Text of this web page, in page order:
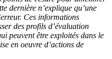
dernière n’explique qu’une
Ces informations
des profils d’évaluation
peuvent être exploités dans le
en oeuvre d’actions de